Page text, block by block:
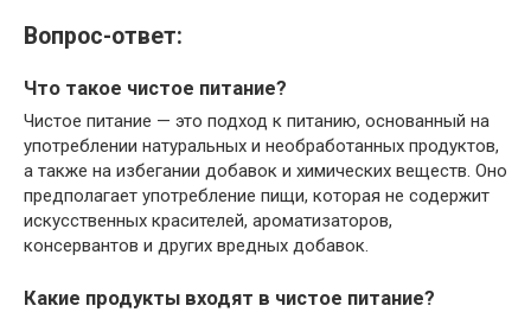
Вопрос-ответ:
Что такое чистое питание?
Чистое питание — это подход к питанию, основанный на
употреблении натуральных и необработанных продуктов,
а также на избегании добавок и химических веществ. Оно
предполагает употребление пищи, которая не содержит
искусственных красителей, ароматизаторов,
консервантов и других вредных добавок.
Какие продукты входят в чистое питание?